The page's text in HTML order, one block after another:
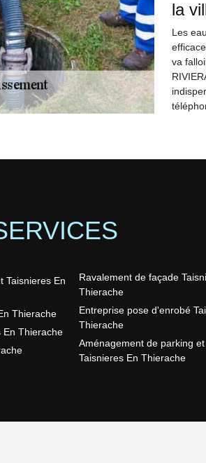
la
Les
va
Taisnieres En
Thierache
En Thierache
Ravalement de façade
Thierache
Entreprise pose d'enrobé
Thierache
Aménagement de parking
Taisnieres En Thierache